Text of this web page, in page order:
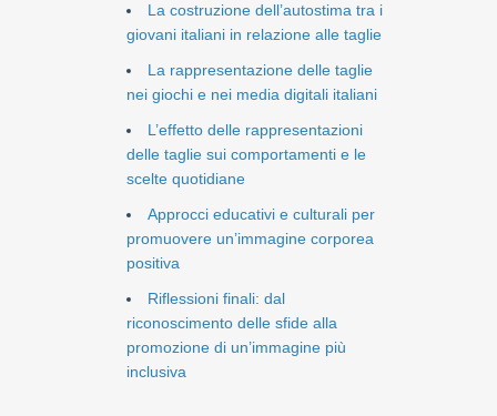
La costruzione dell’autostima tra i
giovani italiani in relazione alle taglie
La rappresentazione delle taglie
nei giochi e nei media digitali italiani
L’effetto delle rappresentazioni
delle taglie sui comportamenti e le
scelte quotidiane
Approcci educativi e culturali per
promuovere un’immagine corporea
positiva
Riflessioni finali: dal
riconoscimento delle sfide alla
promozione di un’immagine più
inclusiva